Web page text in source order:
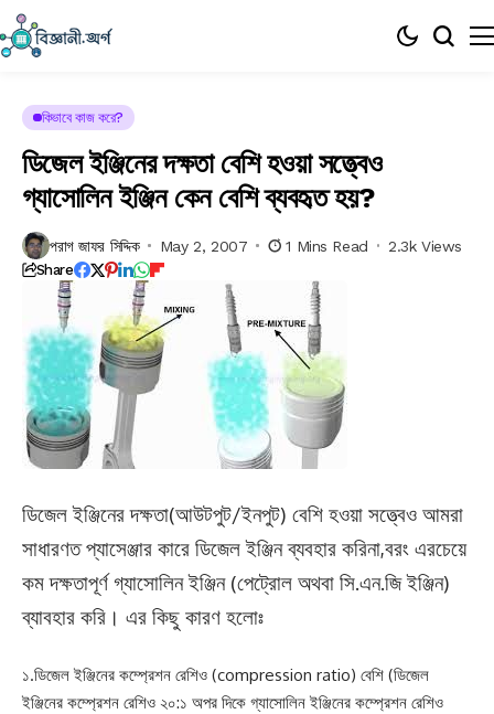
কিভাবে কাজ করে?
ডিজেল ইঞ্জিনের দক্ষতা বেশি হওয়া সত্ত্বেও
গ্যাসোলিন ইঞ্জিন কেন বেশি ব্যবহৃত হয়?
পরাগ জাফর সিদ্দিক May 2, 2007 1 Mins Read 2.3k Views
Share
ডিজেল ইঞ্জিনের দক্ষতা(আউটপুট/ইনপুট) বেশি হওয়া সত্ত্বেও আমরা
সাধারণত প্যাসেঞ্জার কারে ডিজেল ইঞ্জিন ব্যবহার করিনা,বরং এরচেয়ে
কম দক্ষতাপূর্ণ গ্যাসোলিন ইঞ্জিন (পেট্রোল অথবা সি.এন.জি ইঞ্জিন)
ব্যাবহার করি। এর কিছু কারণ হলোঃ
১.ডিজেল ইঞ্জিনের কম্প্রেশন রেশিও (compression ratio) বেশি (ডিজেল
ইঞ্জিনের কম্প্রেশন রেশিও ২০:১ অপর দিকে গ্যাসোলিন ইঞ্জিনের কম্প্রেশন রেশিও